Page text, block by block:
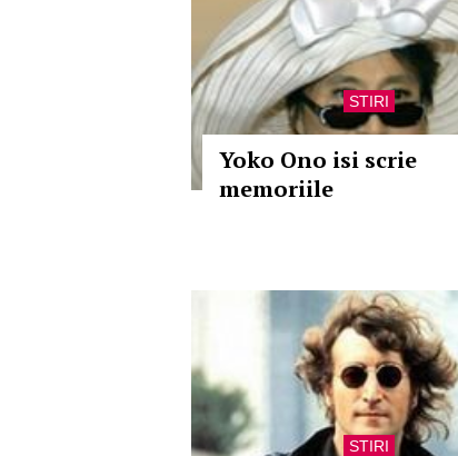
STIRI
Yoko Ono isi scrie
memoriile
STIRI